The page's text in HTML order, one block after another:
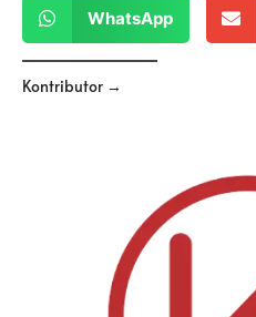
WhatsApp
Kontributor →